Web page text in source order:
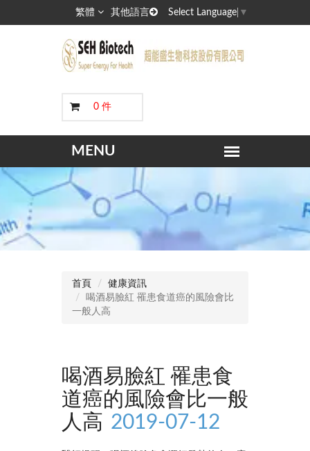
其他語言 Select Language ▼
繁體
0 件
首頁
健康資訊
喝酒易臉紅 罹患食道癌的風險會比
一般人高
喝酒易臉紅 罹患食
道癌的風險會比一般
人高 2019-07-12